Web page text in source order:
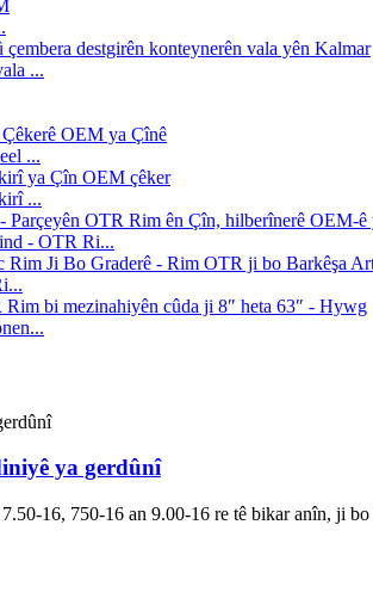
...
...
...
- OTR Ri...
ya gerdûnî
16, 750-16 an 9.00-16 re tê bikar anîn, ji